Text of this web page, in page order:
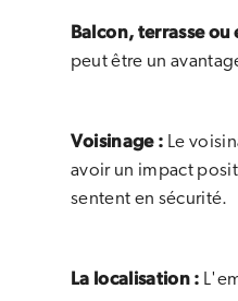
Balcon, terrasse ou
peut être un
Voisinage : Le
avoir un impact
sentent en sécurité.
La localisation :